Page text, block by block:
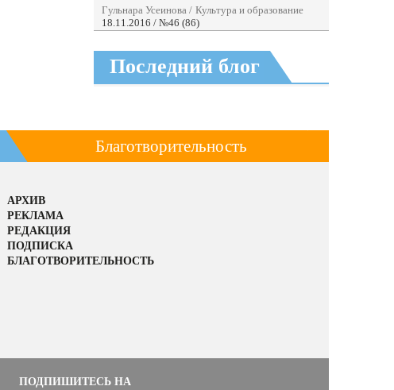
Гульнара Усеинова / Культура и образование
18.11.2016 / №46 (86)
Последний блог
Благотворительность
АРХИВ
РЕКЛАМА
РЕДАКЦИЯ
ПОДПИСКА
БЛАГОТВОРИТЕЛЬНОСТЬ
ПОДПИШИТЕСЬ НА